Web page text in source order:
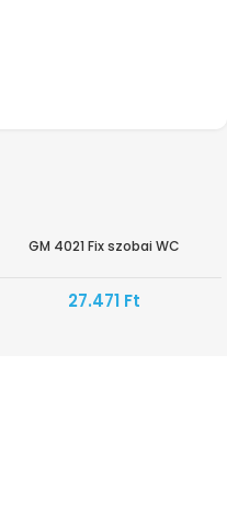
GM 4021 Fix szobai WC
27.471 Ft